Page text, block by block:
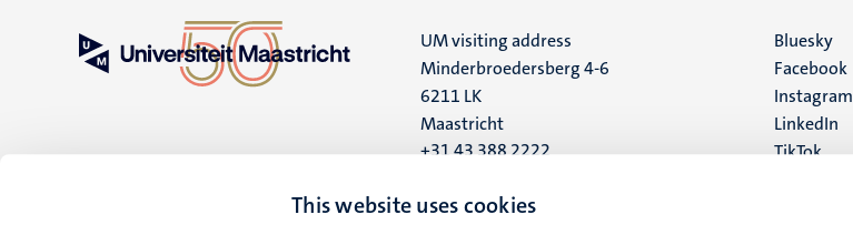
This website uses cookies
UM visiting address
Minderbroedersberg 4-6
6211 LK
Maastricht
+31 43 388 2222
UM postal address
Social
media
Bluesky
Facebook
Instagram
LinkedIn
TikTok